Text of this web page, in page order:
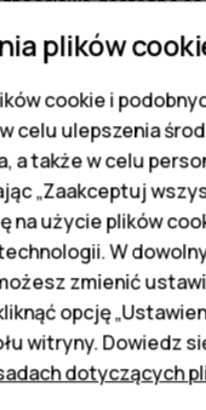
z
M
mogą się różnić.
były
plików
cookie i
celu ulepszenia
a także w celu
„Zaakceptuj
na użycie plików
W
zmienić
opcję
witryny. Dowiedz
dotyczących